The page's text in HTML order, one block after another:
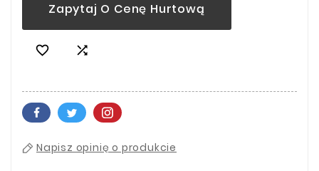
Zapytaj O Cenę Hurtową
 
Napisz opinię o produkcie